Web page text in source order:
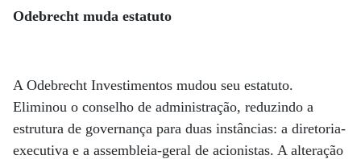
Odebrecht muda estatuto
A Odebrecht Investimentos mudou seu estatuto.
Eliminou o conselho de administração, reduzindo a
estrutura de governança para duas instâncias: a diretoria-
executiva e a assembleia-geral de acionistas. A alteração